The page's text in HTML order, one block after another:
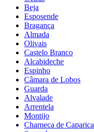
Beja
Esposende
Bragança
Almada
Olivais
Castelo Branco
Alcabideche
Espinho
Câmara de Lobos
Guarda
Alvalade
Arrentela
Montijo
Charneca de Caparica